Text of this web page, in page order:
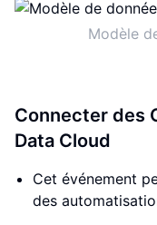
Modèle
Connecter des
Data Cloud
Cet événement
des